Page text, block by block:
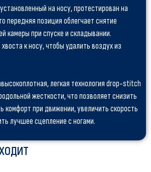
на носу, протестирован на
передняя позиция облегчает снятие
камеры при спуске и складывании.
к носу, чтобы удалить воздух из
легкая технология drop-stitch
жесткости, что позволяет снизить
комфорт при движении, увеличить скорость
лучшее сцепление с ногами.